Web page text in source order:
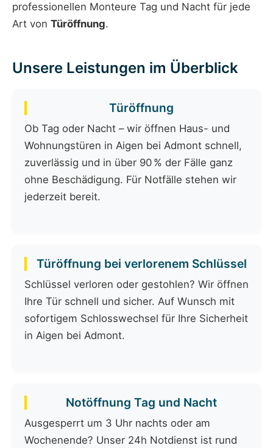
professionellen Monteure Tag und Nacht für jede
Art von Türöffnung.
Unsere Leistungen im Überblick
Türöffnung
Ob Tag oder Nacht – wir öffnen Haus- und
Wohnungstüren in Aigen bei Admont schnell,
zuverlässig und in über 90 % der Fälle ganz
ohne Beschädigung. Für Notfälle stehen wir
jederzeit bereit.
Türöffnung bei verlorenem Schlüssel
Schlüssel verloren oder gestohlen? Wir öffnen
Ihre Tür schnell und sicher. Auf Wunsch mit
sofortigem Schlosswechsel für Ihre Sicherheit
in Aigen bei Admont.
Notöffnung Tag und Nacht
Ausgesperrt um 3 Uhr nachts oder am
Wochenende? Unser 24h Notdienst ist rund